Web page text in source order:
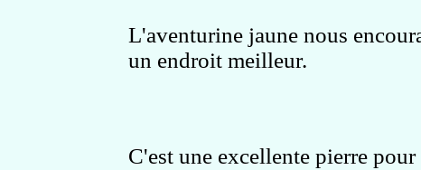
L'aventurine jaune nous
un endroit meilleur.
C'est une excellente pierre